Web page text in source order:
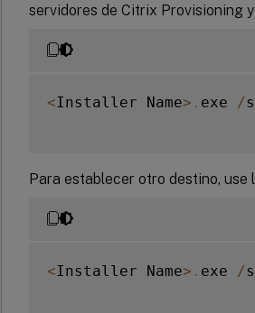
servidores de Citrix Provisioning
<Installer Name> . exe /s
Para establecer otro destino, use
<Installer Name> . exe /s